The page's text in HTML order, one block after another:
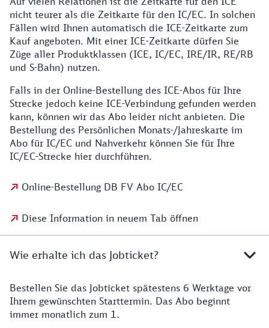
nicht teurer als die Zeitkarte für den IC/EC. In solchen
Fällen wird Ihnen automatisch die ICE-Zeitkarte zum
Kauf angeboten. Mit einer ICE-Zeitkarte dürfen Sie
Züge aller Produktklassen (ICE, IC/EC, IRE/IR, RE/RB
und S-Bahn) nutzen.
Falls in der Online-Bestellung des ICE-Abos für Ihre
Strecke jedoch keine ICE-Verbindung gefunden werden
kann, können wir das Abo leider nicht anbieten. Die
Bestellung des Persönlichen Monats-/Jahreskarte im
Abo für IC/EC und Nahverkehr können Sie für Ihre
IC/EC-Strecke hier durchführen.
Online-Bestellung DB FV Abo IC/EC
Diese Information in neuem Tab öffnen
Wie erhalte ich das Jobticket?
Bestellen Sie das Jobticket spätestens 6 Werktage vor
Ihrem gewünschten Starttermin. Das Abo beginnt
immer monatlich zum 1.